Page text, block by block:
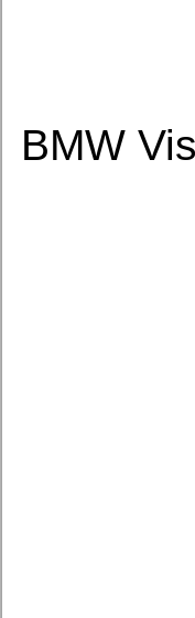
BMW